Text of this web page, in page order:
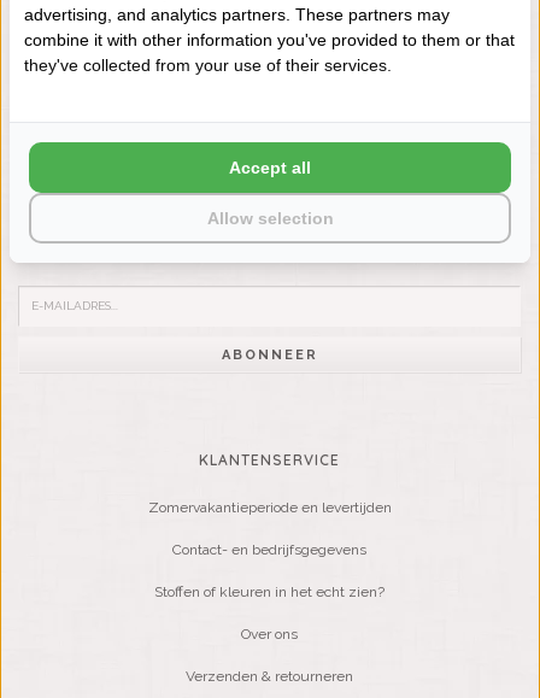
LIENSLINNENWINKEL.NL
NIEUWSBRIEF
Wilt u op de hoogte blijven?
ABONNEER
KLANTENSERVICE
Zomervakantieperiode en levertijden
Contact- en bedrijfsgegevens
Stoffen of kleuren in het echt zien?
Over ons
Verzenden & retourneren
advertising, and analytics partners. These partners may
combine it with other information you've provided to them or that
they've collected from your use of their services.
Allow selection
Accept all